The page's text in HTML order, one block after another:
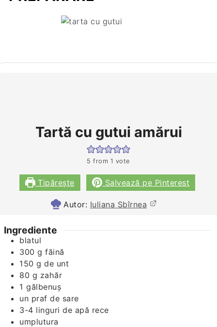
Tartă cu gutui amărui
5 from 1 vote
Tipărește Salvează pe Pinterest
Autor: Iuliana Sbîrnea
Ingrediente
blatul
300 g făină
150 g de unt
80 g zahăr
1 gălbenuş
un praf de sare
3-4 linguri de apă rece
umplutura